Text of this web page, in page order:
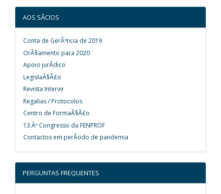
AOS SÃCIOS
Conta de GerÃªncia de 2019
OrÃ§amento para 2020
Apoio jurÃ­dico
LegislaÃ§Ã£o
Revista Intervir
Regalias / Protocolos
Centro de FormaÃ§Ã£o
13.Âº Congresso da FENPROF
Contactos em perÃ­odo de pandemia
PERGUNTAS FREQUENTES